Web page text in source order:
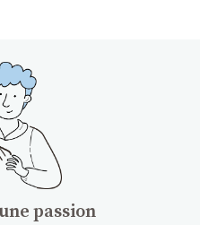
passion